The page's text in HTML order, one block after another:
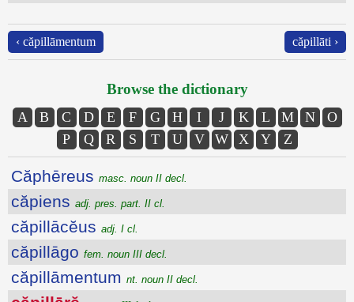
‹ căpillāmentum căpillāti ›
Browse the dictionary
A B C D E F G H I J K L M N
O
P
Q R S T U V W X Y Z
Căphēreus masc. noun II decl.
căpiens adj. pres. part. II cl.
căpillācĕus adj. I cl.
căpillāgo fem. noun III decl.
căpillāmentum nt. noun II decl.